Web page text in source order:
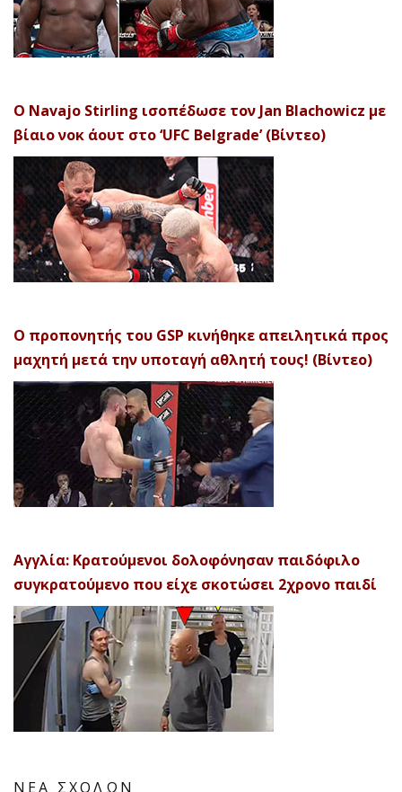
Ο Navajo Stirling ισοπέδωσε τον Jan Blachowicz με
βίαιο νοκ άουτ στο ‘UFC Belgrade’ (Βίντεο)
Ο προπονητής του GSP κινήθηκε απειλητικά προς
μαχητή μετά την υποταγή αθλητή τους! (Βίντεο)
Αγγλία: Κρατούμενοι δολοφόνησαν παιδόφιλο
συγκρατούμενο που είχε σκοτώσει 2χρονο παιδί
ΝΕΑ ΣΧΟΛΩΝ